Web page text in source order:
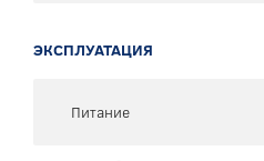
ЭКСПЛУАТАЦИЯ
Питание